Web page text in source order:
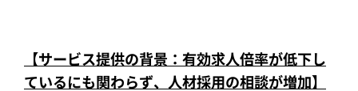
【サービス提供の背景：有効求人倍率が低下し
ているにも関わらず、人材採用の相談が増加】